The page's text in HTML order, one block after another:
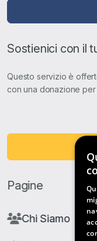
Sostienici con il
Questo servizio è
con una donazione
Pagine
Chi Siamo